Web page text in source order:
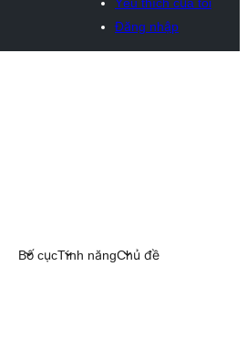
Đăng nhập
Bố cụcTính năngChủ đề